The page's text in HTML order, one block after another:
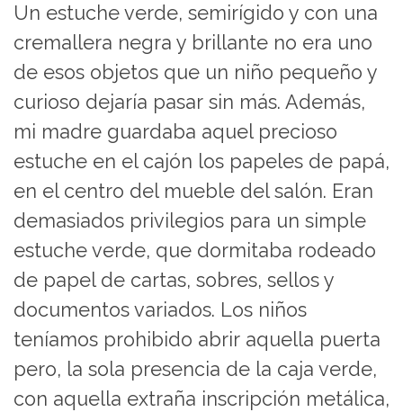
Un estuche verde, semirígido y con una
cremallera negra y brillante no era uno
de esos objetos que un niño pequeño y
curioso dejaría pasar sin más. Además,
mi madre guardaba aquel precioso
estuche en el cajón los papeles de papá,
en el centro del mueble del salón. Eran
demasiados privilegios para un simple
estuche verde, que dormitaba rodeado
de papel de cartas, sobres, sellos y
documentos variados. Los niños
teníamos prohibido abrir aquella puerta
pero, la sola presencia de la caja verde,
con aquella extraña inscripción metálica,